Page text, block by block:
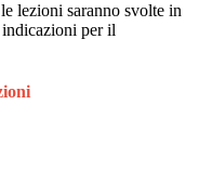
le lezioni saranno svolte in
per il